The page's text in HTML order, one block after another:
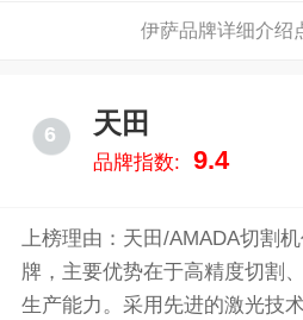
伊萨品牌详细介绍
6 天田
品牌指数: 9.4
上榜理由：天田/AMADA切割
牌，主要优势在于高精度切割
生产能力。采用先进的激光技